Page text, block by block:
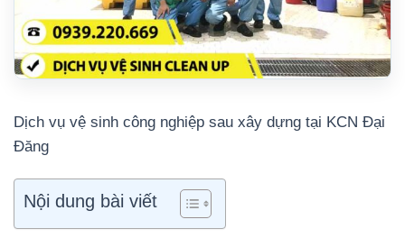
Dịch vụ vệ sinh công nghiệp sau xây dựng tại KCN Đại
Đăng
Nội dung bài viết